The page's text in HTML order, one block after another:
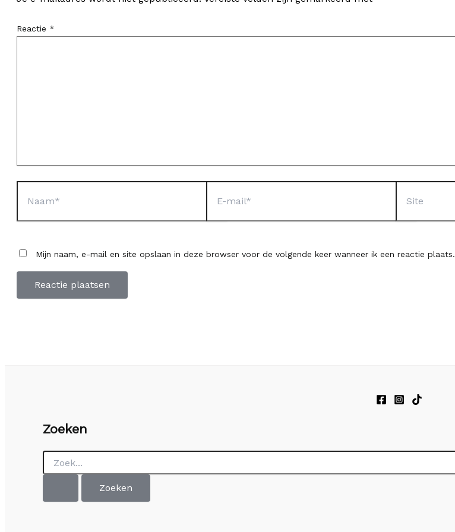
Reactie *
mail*
Mijn naam, e-mail en site opslaan in deze browser voor de volgende keer wanneer ik een reactie plaats.
Zoeken
Zoek
naar: